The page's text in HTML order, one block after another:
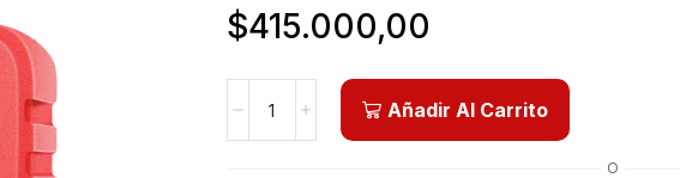
$415.000,00
Añadir Al Carrito
O